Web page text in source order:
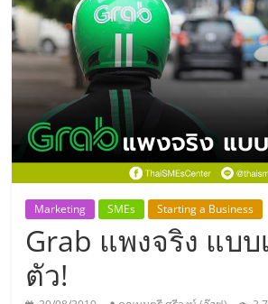
แห่ง
ประเทศไทย,
รวม
ธุรกิจ
Marketing SMEs Starting a Business
Grab แพงจริง แบบ
ตัว!